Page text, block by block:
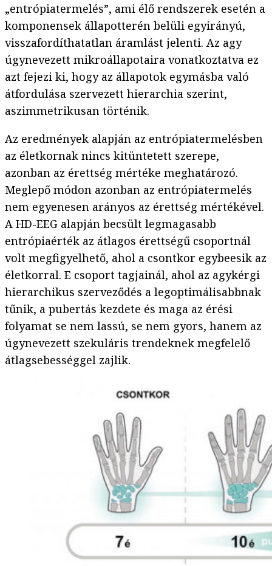
„entrópiatermelés”, ami élő rendszerek esetén a
komponensek állapotterén belüli egyirányú,
visszafordíthatatlan áramlást jelenti. Az agy
úgynevezett mikroállapotaira vonatkoztatva ez
azt fejezi ki, hogy az állapotok egymásba való
átfordulása szervezett hierarchia szerint,
aszimmetrikusan történik.
Az eredmények alapján az entrópiatermelésben
az életkornak nincs kitüntetett szerepe,
azonban az érettség mértéke meghatározó.
Meglepő módon azonban az entrópiatermelés
nem egyenesen arányos az érettség mértékével.
A HD-EEG alapján becsült legmagasabb
entrópiaérték az átlagos érettségű csoportnál
volt megfigyelhető, ahol a csontkor egybeesik az
életkorral. E csoport tagjainál, ahol az agykérgi
hierarchikus szerveződés a legoptimálisabbnak
tűnik, a pubertás kezdete és maga az érési
folyamat se nem lassú, se nem gyors, hanem az
úgynevezett szekuláris trendeknek megfelelő
átlagsebességgel zajlik.